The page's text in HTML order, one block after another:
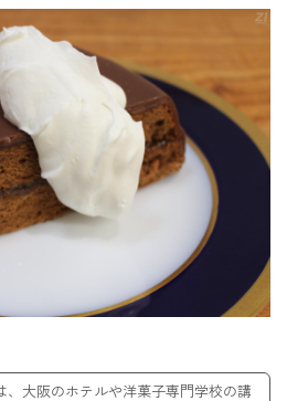
、大阪のホテルや洋菓子専門学校の講